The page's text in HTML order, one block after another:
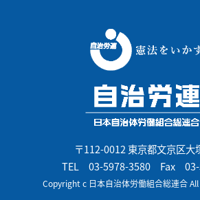
〒112-0012 東京都文京区大
TEL 03-5978-3580Fax 03-
Copyright c 日本自治体労働組合総連合